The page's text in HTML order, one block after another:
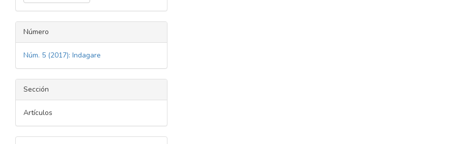
Número
Núm. 5 (2017): Indagare
Sección
Artículos